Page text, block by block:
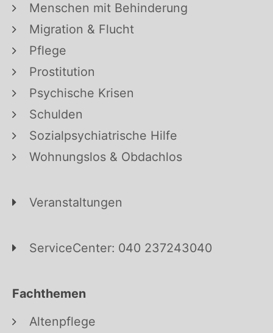
Menschen mit Behinderung
Migration & Flucht
Pflege
Prostitution
Psychische Krisen
Schulden
Sozialpsychiatrische Hilfe
Wohnungslos & Obdachlos
Veranstaltungen
ServiceCenter: 040 237243040
Fachthemen
Altenpflege